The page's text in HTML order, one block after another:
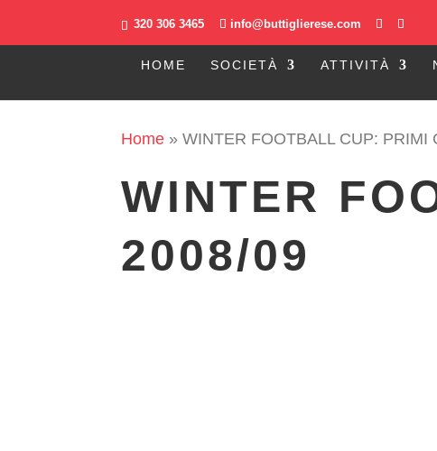
320 306 3465 info@buttiglierese.com
HOME SOCIETÀ ATTIVITÀ
Home »WINTER FOOTBALL CUP: PRIMI
WINTER
2008/09